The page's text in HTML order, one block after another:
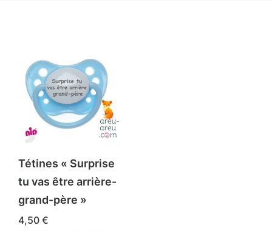
Tétines « Surprise
tu vas être arrière-
grand-père »
4,50 €